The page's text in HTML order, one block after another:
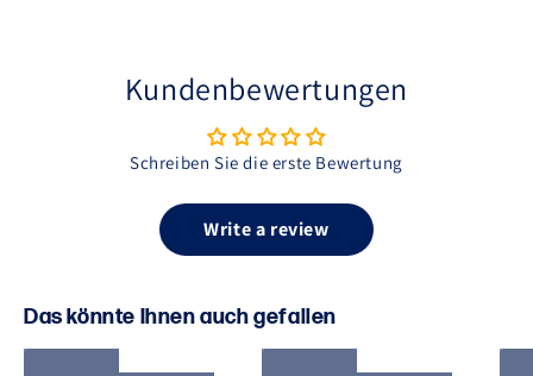
Kundenbewertungen
Schreiben Sie die erste Bewertung
Write a review
Das könnte Ihnen auch gefallen